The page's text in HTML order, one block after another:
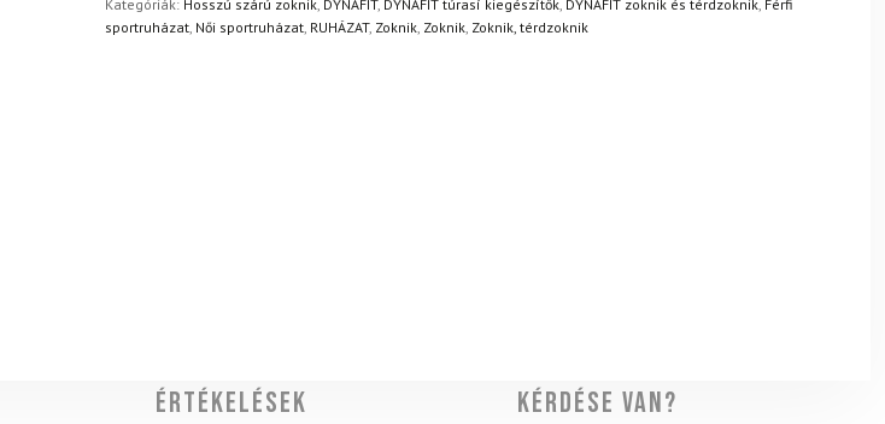
Kategóriák: Hosszú szárú zoknik, DYNAFIT, DYNAFIT túrasí kiegészítők, DYNAFIT zoknik és térdzoknik, Férfi
sportruházat, Női sportruházat, RUHÁZAT, Zoknik, Zoknik, Zoknik, térdzoknik
Értékelések Kérdése van?